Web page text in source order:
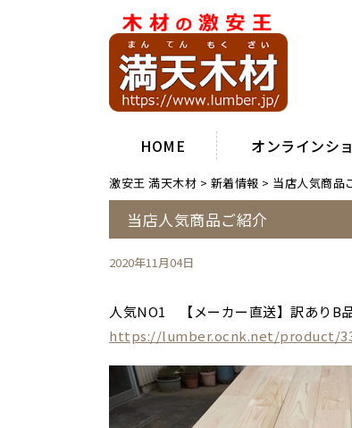
HOME オンラインシ
激安王 満天木材 > 新着情報 > 当店人気商品
当店人気商品ご紹介
2020年11月04日
人気NO1 【メーカー直送】訳ありB
https://lumber.ocnk.net/product/